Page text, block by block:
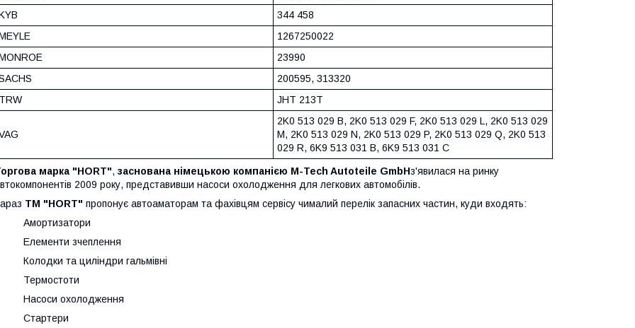
344 458
1267250022
23990
200595, 313320
TRW
JHT 213T
2K0 513 029 B, 2K0 513 029 F, 2K0 513 029 L, 2K0 513 029
M, 2K0 513 029 N, 2K0 513 029 P, 2K0 513 029 Q, 2K0 513
029 R, 6K9 513 031 B, 6K9 513 031 C
марка "HORT", заснована німецькою компанією M-Tech Autoteile GmbHз'явилася на ринку
2009 року, представивши насоси охолодження для легкових автомобілів.
TM "HORT" пропонує автоаматорам та фахівцям сервісу чималий перелік запасних частин, куди входять:
Амортизатори
Елементи зчеплення
Колодки та циліндри гальмівні
Термостоти
Насоси охолодження
Стартери